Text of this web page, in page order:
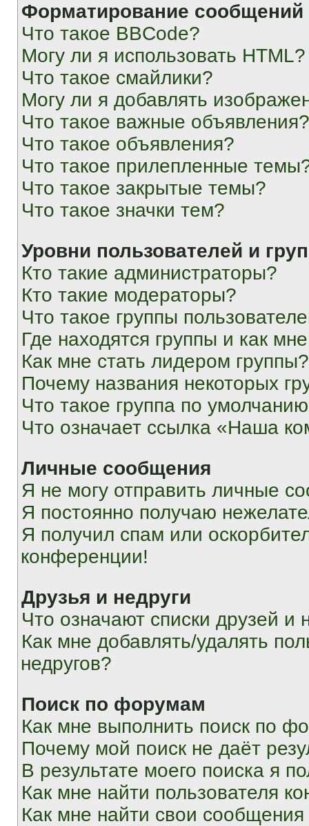
Форматирование
Что такое BBCode?
Могу ли я использовать HTML?
Что такое смайлики?
Могу ли я добавлять
Что такое важные объявления?
Что такое объявления?
Что такое прилепленные
Что такое закрытые темы?
Что такое значки тем?
Уровни пользователей и
Кто такие администраторы?
Кто такие модераторы?
Что такое группы
Где находятся группы и как
Как мне стать лидером группы?
Почему названия некоторых
Что такое группа по
Что означает ссылка «Наша
Личные сообщения
Я не могу отправить личные
Я постоянно получаю
Я получил спам или
конференции!
Друзья и недруги
Что означают списки друзей и
Как мне добавлять/удалять
недругов?
Поиск по форумам
Как мне выполнить поиск по
Почему мой поиск не даёт
В результате моего поиска я
Как мне найти пользователя
Как мне найти свои